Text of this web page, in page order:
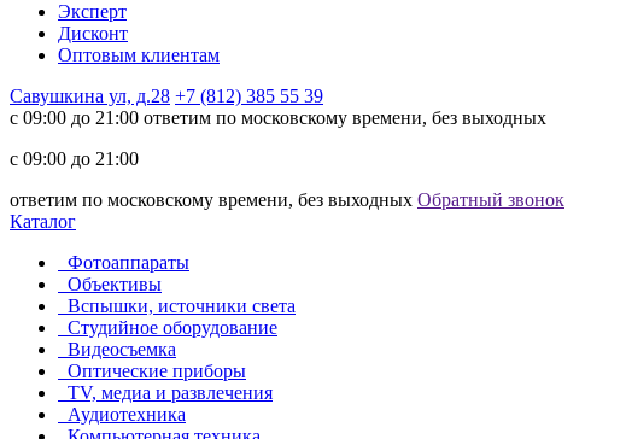
Эксперт
Дисконт
Оптовым клиентам
Савушкина ул, д.28 +7 (812) 385 55 39
c 09:00 до 21:00 ответим по московскому времени, без выходных
c 09:00 до 21:00
ответим по московскому времени, без выходных Обратный звонок
Каталог
Фотоаппараты
Объективы
Вспышки, источники света
Студийное оборудование
Видеосъемка
Оптические приборы
TV, медиа и развлечения
Аудиотехника